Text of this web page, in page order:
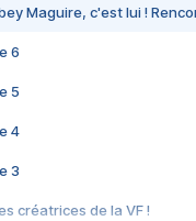
Maguire, c'est lui !
6
5
4
3
créatrices de la VF !